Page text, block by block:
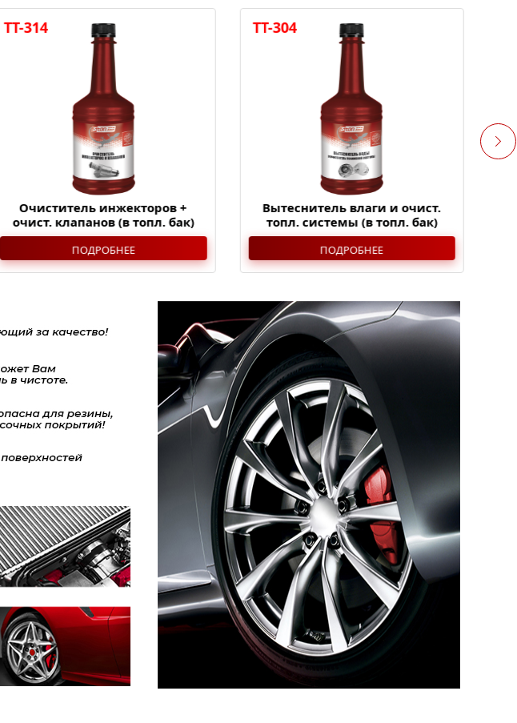
TT-314
Очиститель инжекторов +
очист. клапанов (в топл. бак)
ПОДРОБНЕЕ
TT-304
Вытеснитель влаги и очист.
топл. системы (в топл. бак)
ПОДРОБНЕЕ